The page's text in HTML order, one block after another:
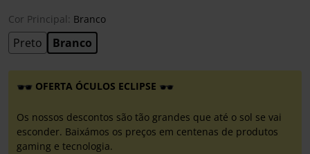
Cor Principal: Branco
Preto Branco
OFERTA ÓCULOS ECLIPSE
Os nossos descontos são tão grandes que até o sol se vai
esconder. Baixámos os preços em centenas de produtos
gaming e tecnologia.